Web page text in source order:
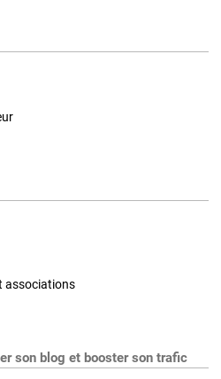
associations
son blog et booster son trafic